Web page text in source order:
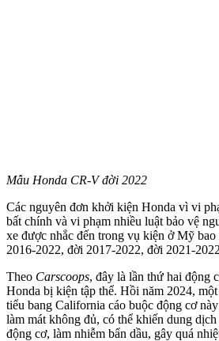
Mẫu Honda CR-V đời 2022
Các nguyên đơn khởi kiện Honda vì vi
bất chính và vi phạm nhiều luật bảo vệ
xe được nhắc đến trong vụ kiện ở Mỹ
2016-2022, đời 2017-2022, đời 2021-
Theo Carscoops, đây là lần thứ hai động
Honda bị kiện tập thể. Hồi năm 2024,
tiểu bang California cáo buộc động cơ
làm mát không đủ, có thể khiến dung
động cơ, làm nhiễm bẩn dầu, gây quá